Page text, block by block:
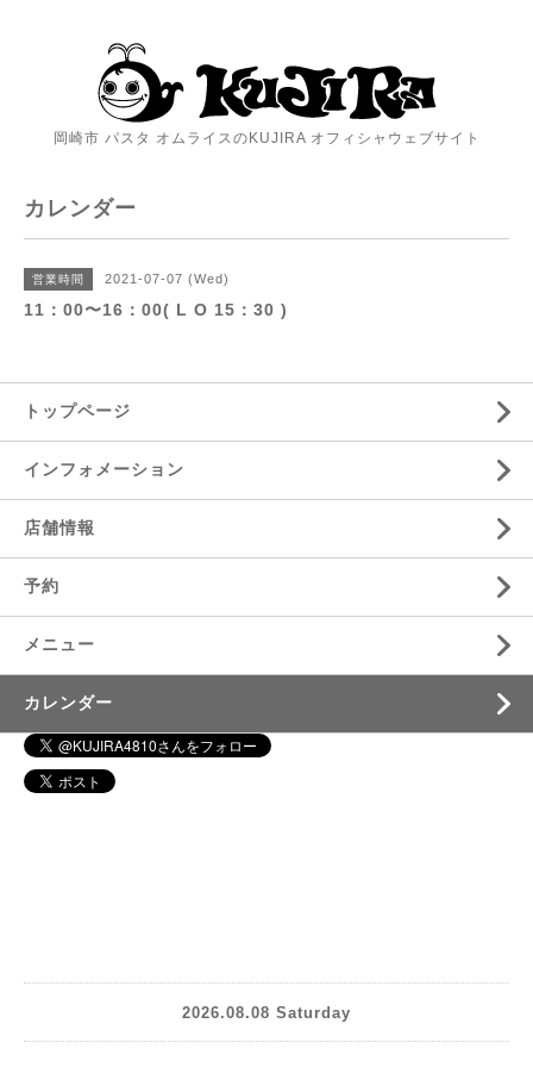
岡崎市 パスタ オムライスのKUJIRA オフィシャウェブサイト
カレンダー
営業時間 2021-07-07 (Wed)
11：00〜16：00( L O 15：30 )
トップページ
インフォメーション
店舗情報
予約
メニュー
カレンダー
2026.08.08 Saturday